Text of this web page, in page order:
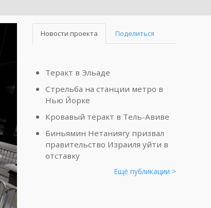
Новости проекта Поделиться
Теракт в Эльаде
Стрельба на станции метро в
Нью Йорке
Кровавый теракт в Тель-Авиве
Биньямин Нетаниягу призвал
правительство Израиля уйти в
отставку
Ещё публикации >